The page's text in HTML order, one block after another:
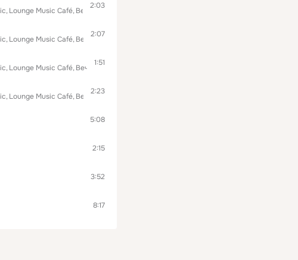
Lounge Music Café Вечерняя Музыка
2:03
Lounge Music Café Вечерняя Музыка
2:07
Lounge Music Café Вечерняя Музыка
1:51
Lounge Music Café Вечерняя Музыка
2:23
5:08
2:15
3:52
8:17